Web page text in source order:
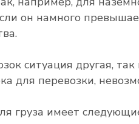
он намного
ситуация другая,
для перевозки,
груза имеет